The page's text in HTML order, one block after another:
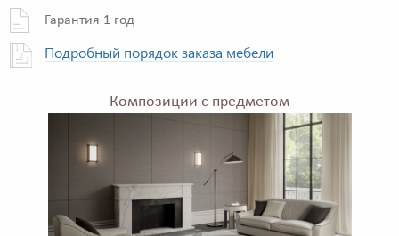
Гарантия 1 год
Подробный порядок заказа мебели
Композиции с предметом